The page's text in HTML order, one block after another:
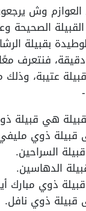
العوازم وش
الصحيحة
بقبيلة
فنتعرف
عتيبة،
هي قبيلة
قبيلة ذوي
السراحين.
الدهاسين.
ذوي مبارك
قبيلة ذوي نافل.